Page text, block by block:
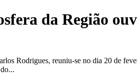
da Região
Rodrigues, reuniu-se no dia 20 de